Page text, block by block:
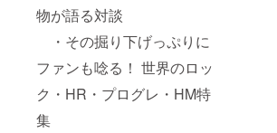
物が語る対談
・その掘り下げっぷりに
ファンも唸る！ 世界のロッ
ク・HR・プログレ・HM特
集